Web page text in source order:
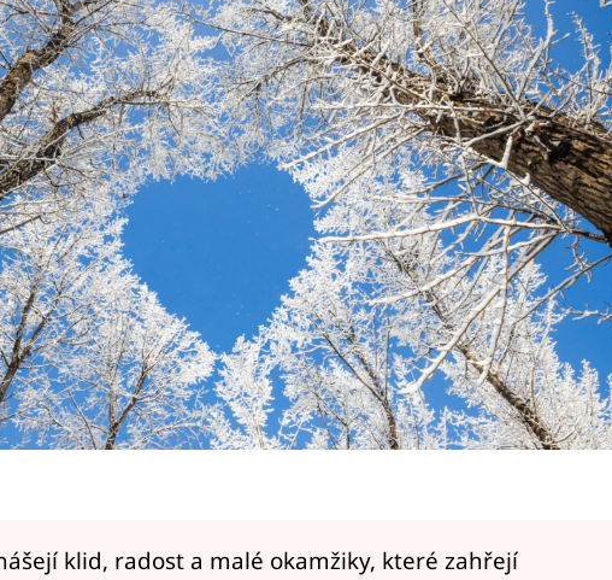
klid, radost a malé okamžiky, které zahřejí